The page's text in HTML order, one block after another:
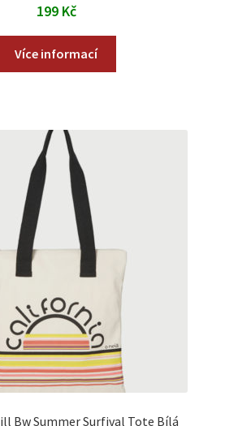
199 Kč
Více informací
Bw Summer Surfival Tote Bílá